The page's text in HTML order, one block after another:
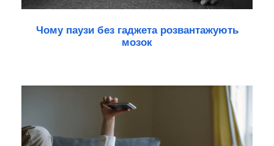
Чому паузи без гаджета розвантажують
мозок